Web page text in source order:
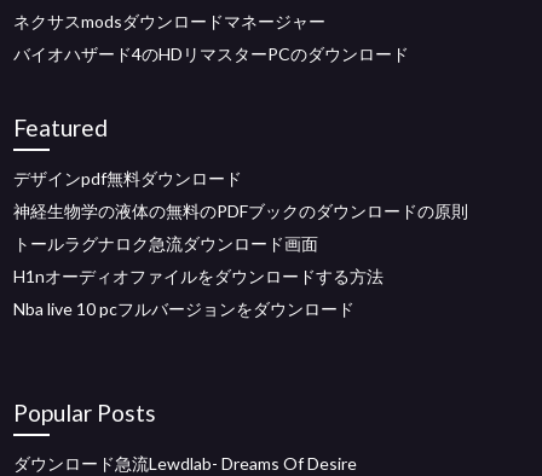
ネクサスmodsダウンロードマネージャー
バイオハザード4のHDリマスターPCのダウンロード
Featured
デザインpdf無料ダウンロード
神経生物学の液体の無料のPDFブックのダウンロードの原則
トールラグナロク急流ダウンロード画面
H1nオーディオファイルをダウンロードする方法
Nba live 10 pcフルバージョンをダウンロード
Popular Posts
ダウンロード急流Lewdlab- Dreams Of Desire